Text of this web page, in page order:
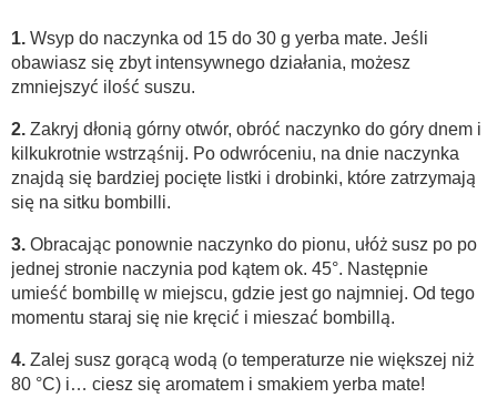
1. Wsyp do naczynka od 15 do 30 g yerba mate. Jeśli
obawiasz się zbyt intensywnego działania, możesz
zmniejszyć ilość suszu.
2. Zakryj dłonią górny otwór, obróć naczynko do góry dnem i
kilkukrotnie wstrząśnij. Po odwróceniu, na dnie naczynka
znajdą się bardziej pocięte listki i drobinki, które zatrzymają
się na sitku bombilli.
3. Obracając ponownie naczynko do pionu, ułóż susz po po
jednej stronie naczynia pod kątem ok. 45°. Następnie
umieść bombillę w miejscu, gdzie jest go najmniej. Od tego
momentu staraj się nie kręcić i mieszać bombillą.
4. Zalej susz gorącą wodą (o temperaturze nie większej niż
80 °C) i… ciesz się aromatem i smakiem yerba mate!